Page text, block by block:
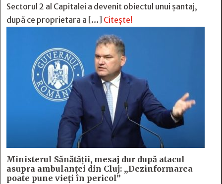
Sectorul 2 al Capitalei a devenit obiectul unui șantaj,
după ce proprietara a […] Citește!
Ministerul Sănătății, mesaj dur după atacul
asupra ambulanței din Cluj: „Dezinformarea
poate pune vieți în pericol”